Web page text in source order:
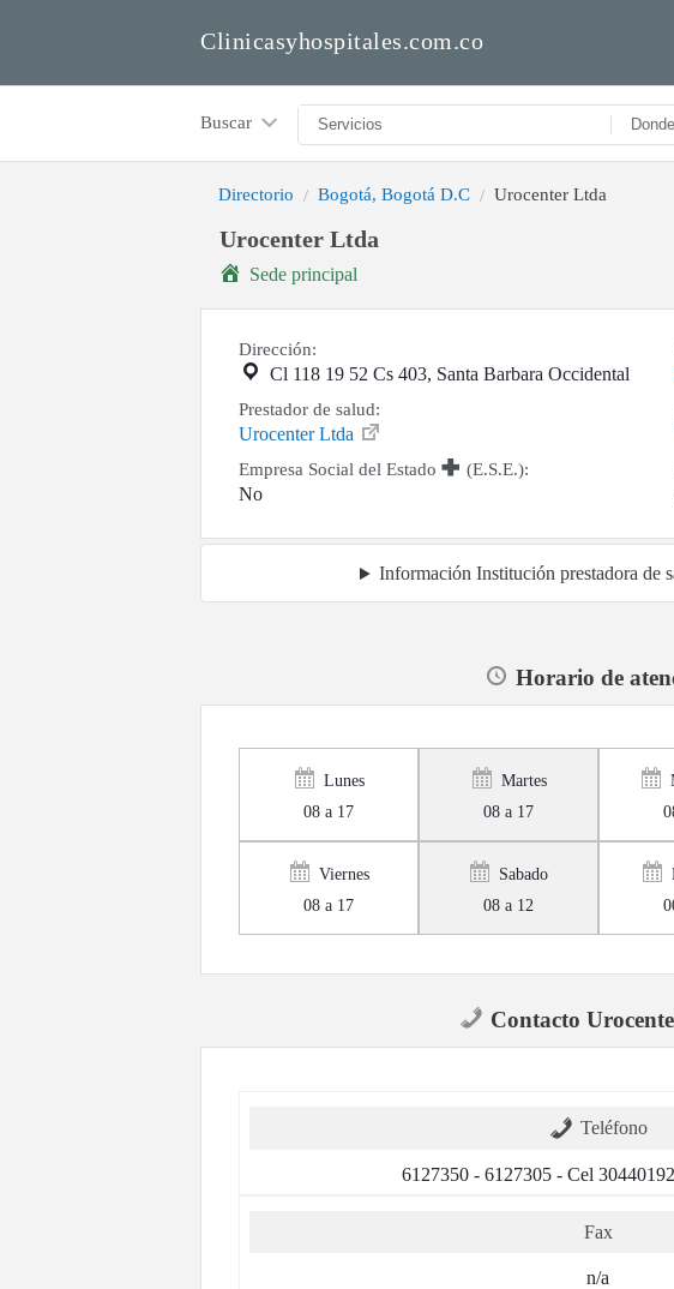
Clinicasyhospitales.com.co
Buscar
Directorio Bogotá, Bogotá D.C Urocenter Ltda
Urocenter Ltda
Sede principal
Dirección:
Cl 118 19 52 Cs 403, Santa Barbara Occidental
Prestador de salud:
Urocenter Ltda
Empresa Social del Estado
(E.S.E.):
No
Información Institución prestadora de
Horario de
Lunes
08 a 17
Martes
08 a 17
Viernes
08 a 17
Sabado
08 a 12
Contacto
Teléfono
6127350 - 6127305 - Cel
Fax
n/a